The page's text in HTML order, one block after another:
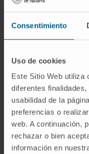
Consentimiento
Uso de cookies
Este Sitio Web utiliza
diferentes
usabilidad de la
preferencias o
web. A continuación,
rechazar o bien
información en
Centre
et des Soins
Engagement
Hôpital privé
réputation
Joint Commission
Meilleure Idée
GMP